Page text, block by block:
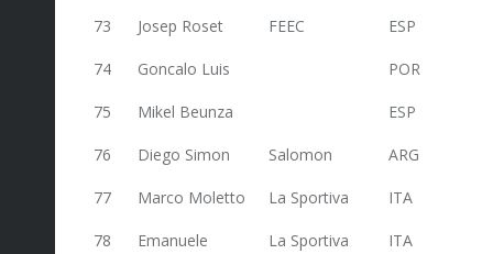
73 Josep Roset FEEC ESP
74 Goncalo Luis POR
75 Mikel Beunza ESP
76 Diego Simon Salomon ARG
77 Marco Moletto La Sportiva ITA
78
Emanuele
La Sportiva ITA